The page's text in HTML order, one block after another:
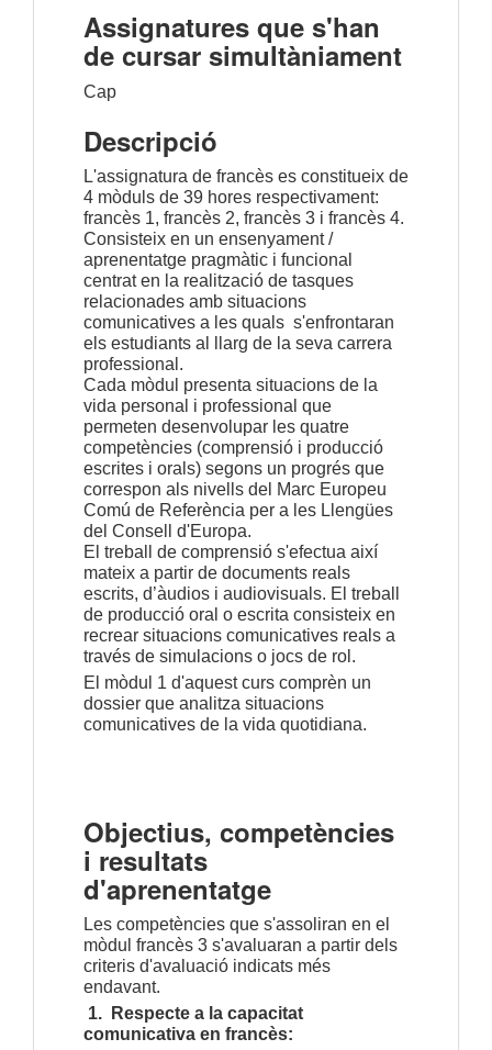
Assignatures que s'han
de cursar simultàniament
Cap
Descripció
L'assignatura de francès es constitueix de
4 mòduls de 39 hores respectivament:
francès 1, francès 2, francès 3 i francès 4.
Consisteix en un ensenyament /
aprenentatge pragmàtic i funcional
centrat en la realització de tasques
relacionades amb situacions
comunicatives a les quals s'enfrontaran
els estudiants al llarg de la seva carrera
professional.
Cada mòdul presenta situacions de la
vida personal i professional que
permeten desenvolupar les quatre
competències (comprensió i producció
escrites i orals) segons un progrés que
correspon als nivells del Marc Europeu
Comú de Referència per a les Llengües
del Consell d'Europa.
El treball de comprensió s'efectua així
mateix a partir de documents reals
escrits, d’àudios i audiovisuals. El treball
de producció oral o escrita consisteix en
recrear situacions comunicatives reals a
través de simulacions o jocs de rol.
El mòdul 1 d'aquest curs comprèn un
dossier que analitza situacions
comunicatives de la vida quotidiana.
Objectius, competències
i resultats
d'aprenentatge
Les competències que s'assoliran en el
mòdul francès 3 s'avaluaran a partir dels
criteris d'avaluació indicats més
endavant.
1. Respecte a la capacitat
comunicativa en francès: